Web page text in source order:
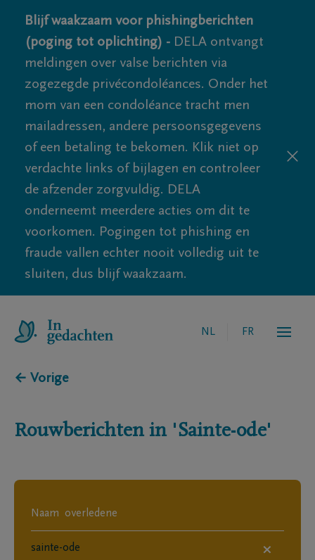
Blijf waakzaam voor phishingberichten
(poging tot oplichting) - DELA ontvangt
meldingen over valse berichten via
zogezegde privécondoléances. Onder het
mom van een condoléance tracht men
mailadressen, andere persoonsgegevens
of een betaling te bekomen. Klik niet op
verdachte links of bijlagen en controleer
de afzender zorgvuldig. DELA
onderneemt meerdere acties om dit te
voorkomen. Pogingen tot phishing en
fraude vallen echter nooit volledig uit te
sluiten, dus blijf waakzaam.
NL FR
← Vorige
Rouwberichten in 'Sainte-ode'
×